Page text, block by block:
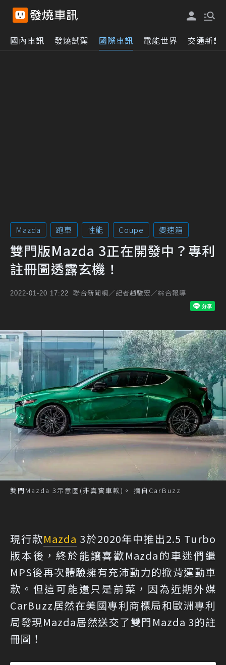
國內車訊 發燒試駕 國際車訊 電能世界 交通新訊
Mazda 跑車 性能 Coupe 變速箱
雙門版Mazda 3正在開發中？專利
註冊圖透露玄機！
2022-01-20 17:22 聯合新聞網／記者趙駿宏／綜合報導
雙門Mazda 3示意圖(非真實車款)。 摘自CarBuzz
現行款Mazda 3於2020年中推出2.5 Turbo
版本後，終於能讓喜歡Mazda的車迷們繼
MPS後再次體驗擁有充沛動力的掀背運動車
款。但這可能還只是前菜，因為近期外媒
CarBuzz居然在美國專利商標局和歐洲專利
局發現Mazda居然送交了雙門Mazda 3的註
冊圖！